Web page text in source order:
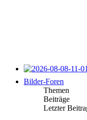
Bilder-Foren
Themen
Beiträge
Letzter